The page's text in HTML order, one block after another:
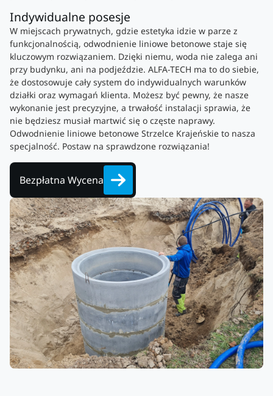
Indywidualne posesje
W miejscach prywatnych, gdzie estetyka idzie w parze z
funkcjonalnością, odwodnienie liniowe betonowe staje się
kluczowym rozwiązaniem. Dzięki niemu, woda nie zalega ani
przy budynku, ani na podjeździe. ALFA-TECH ma to do siebie,
że dostosowuje cały system do indywidualnych warunków
działki oraz wymagań klienta. Możesz być pewny, że nasze
wykonanie jest precyzyjne, a trwałość instalacji sprawia, że
nie będziesz musiał martwić się o częste naprawy.
Odwodnienie liniowe betonowe Strzelce Krajeńskie to nasza
specjalność. Postaw na sprawdzone rozwiązania!
Bezpłatna Wycena